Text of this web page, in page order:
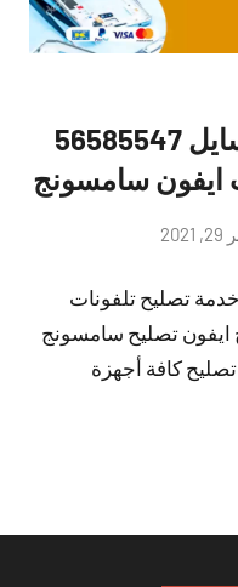
فني تصليح تلفونات المسايل 56585547
ايفون سامسونج
تعليقات
تصليح تلفونات
ايفون تصليح سامسونج
كافة أجهزة